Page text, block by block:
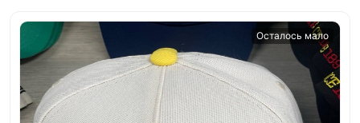
Осталось мало